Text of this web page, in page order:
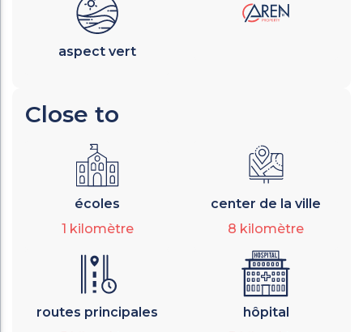
aspect vert
Close to
écoles
1 kilomètre
center de la ville
8 kilomètre
routes principales
hôpital